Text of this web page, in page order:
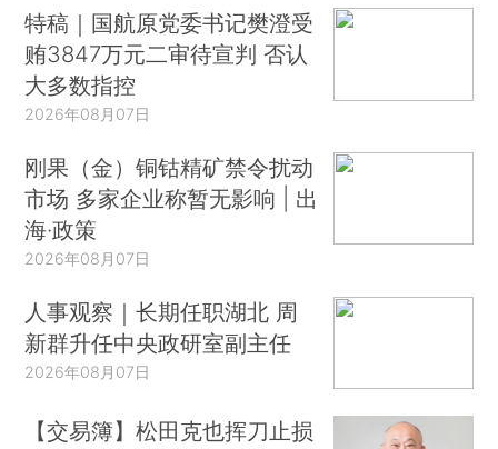
特稿｜国航原党委书记樊澄受
贿3847万元二审待宣判 否认
大多数指控
2026年08月07日
刚果（金）铜钴精矿禁令扰动
市场 多家企业称暂无影响 | 出
海·政策
2026年08月07日
人事观察｜长期任职湖北 周
新群升任中央政研室副主任
2026年08月07日
【交易簿】松田克也挥刀止损